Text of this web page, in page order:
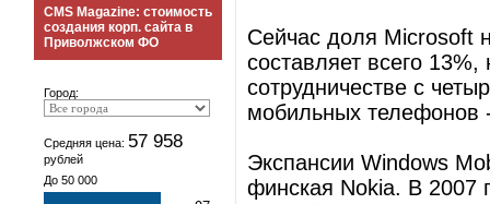
CMS Magazine: стоимость
создания корп. сайта в
Приволжском ФО
Город:
Средняя цена: 57 958
рублей
До 50 000
Сейчас доля Microsoft
составляет всего
сотрудничестве с
мобильных телефонов
Экспансии Windows
финская Nokia. В 2007